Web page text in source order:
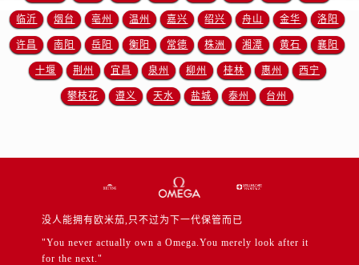
福建省宁德市蕉城区天湖东路售后服务中心（需提前预约）
福建省莆田市城厢区霞林街道荔华东大道售后服务中心（需提前预约）
福建省三明市三元区东乾二路售后服务中心（需提前预约）
福建省漳州市龙文区步港路售后服务中心（需提前预约）
临沂 烟台 亳州 温州 嘉兴 绍兴 舟山 金华 洛阳
许昌 南阳 岳阳 衡阳 常德 株洲 湘潭 黄石 襄阳
十堰 荆州 宜昌 泉州 柳州 桂林 惠州 西宁
攀枝花 遵义 天水 盐城 泰州 台州
没人能拥有欧米茄,只不过为下一代保管而已
"You never actually own a Omega.You merely look after it
for the next."